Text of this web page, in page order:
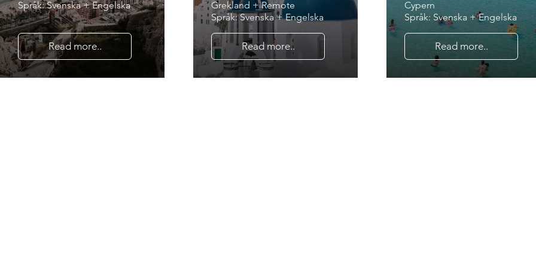
Språk: Svenska + Engelska
Read more..
Grekland + Remote
Språk: Svenska + Engelska
Read more..
Cypern
Språk: Svenska + Engelska
Read more..